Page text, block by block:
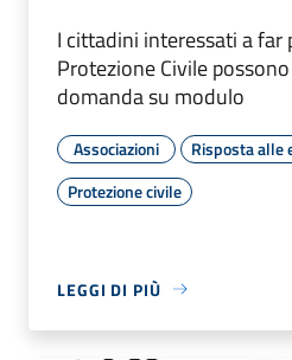
I cittadini interessati a far
Protezione Civile
domanda su modulo
Associazioni
Risposta alle
Protezione civile
LEGGI DI PIÙ